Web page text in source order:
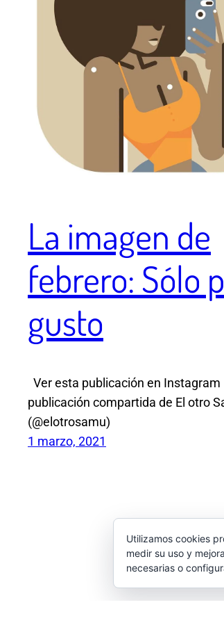
La imagen de
febrero: Sólo
gusto
Ver esta publicación en
publicación compartida de El otro
(@elotrosamu)
1 marzo, 2021
Utilizamos cookies
medir su uso y
necesarias o